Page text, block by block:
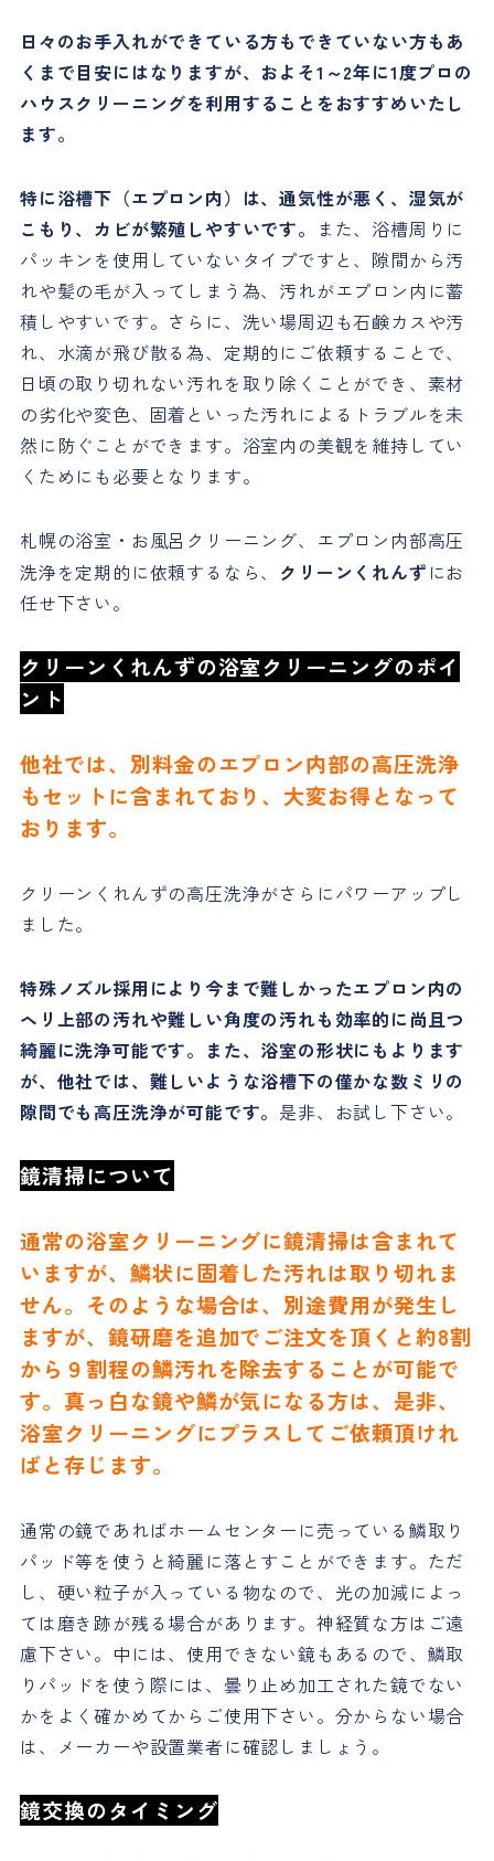
日々のお手入れができている方もできていない方もあ
くまで目安にはなりますが、およそ1～2年に1度プロの
ハウスクリーニングを利用することをおすすめいたし
ます。
特に浴槽下（エプロン内）は、通気性が悪く、湿気が
こもり、カビが繁殖しやすいです。 また、浴槽周りに
パッキンを使用していないタイプですと、隙間から汚
れや髪の毛が入ってしまう為、汚れがエプロン内に蓄
積しやすいです。さらに、洗い場周辺も石鹸カスや汚
れ、水滴が飛び散る為、定期的にご依頼することで、
日頃の取り切れない汚れを取り除くことができ、素材
の劣化や変色、固着といった汚れによるトラブルを未
然に防ぐことができます。浴室内の美観を維持してい
くためにも必要となります。
札幌の浴室・お風呂クリーニング、エプロン内部高圧
洗浄を定期的に依頼するなら、 クリーンくれんず にお
任せ下さい。
クリーンくれんずの浴室クリーニングのポイ
ント
他社では、別料金のエプロン内部の高圧洗浄
もセットに含まれており、大変お得となって
おります。
クリーンくれんずの高圧洗浄がさらにパワーアップし
ました。
特殊ノズル採用により今まで難しかったエプロン内の
ヘリ上部の汚れや難しい角度の汚れも効率的に尚且つ
綺麗に洗浄可能です。また、浴室の形状にもよります
が、他社では、難しいような浴槽下の僅かな数ミリの
隙間でも高圧洗浄が可能です。 是非、お試し下さい。
鏡清掃について
通常の浴室クリーニングに鏡清掃は含まれて
いますが、鱗状に固着した汚れは取り切れま
せん。そのような場合は、別途費用が発生し
ますが、鏡研磨を追加でご注文を頂くと約8割
から９割程の鱗汚れを除去することが可能で
す。真っ白な鏡や鱗が気になる方は、是非、
浴室クリーニングにプラスしてご依頼頂けれ
ばと存じます。
通常の鏡であればホームセンターに売っている鱗取り
パッド等を使うと綺麗に落とすことができます。ただ
し、硬い粒子が入っている物なので、光の加減によっ
ては磨き跡が残る場合があります。神経質な方はご遠
慮下さい。中には、使用できない鏡もあるので、鱗取
りパッドを使う際には、曇り止め加工された鏡でない
かをよく確かめてからご使用下さい。分からない場合
は、メーカーや設置業者に確認しましょう。
鏡交換のタイミング